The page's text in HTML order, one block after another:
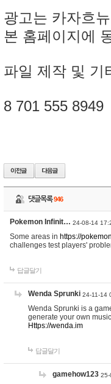
광고는 카자흐
본 홈페이지에
파일 제작 및 기
8 701 555 8949
댓글목록946
Pokemon Infinit… 24-08-14
Some areas in https://
challenges test players'
답글달기
Wenda Sprunki 24-11-14
Wenda Sprunki is a
generate your own
Https://wenda.im
답글달기
gamehow123 25-